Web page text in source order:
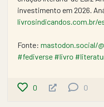
livrosindicandos.com.br/
Fonte: mastodon.social/
#fediverse #livro
0 0